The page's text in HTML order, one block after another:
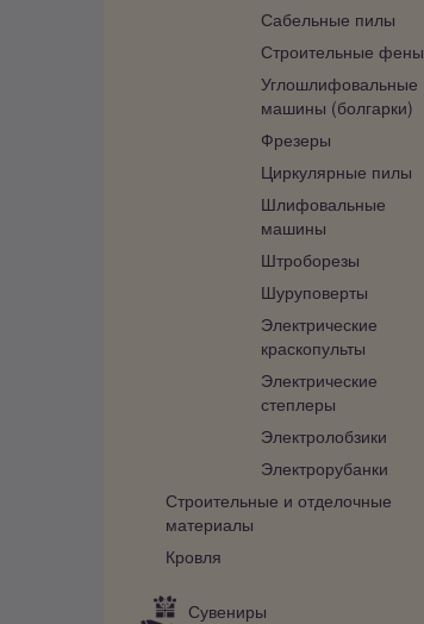
Сабельные пилы
Строительные фены
Углошлифовальные
машины (болгарки)
Фрезеры
Циркулярные пилы
Шлифовальные
машины
Штроборезы
Шуруповерты
Электрические
краскопульты
Электрические
степлеры
Электролобзики
Электрорубанки
Строительные и отделочные
материалы
Кровля
Сувениры